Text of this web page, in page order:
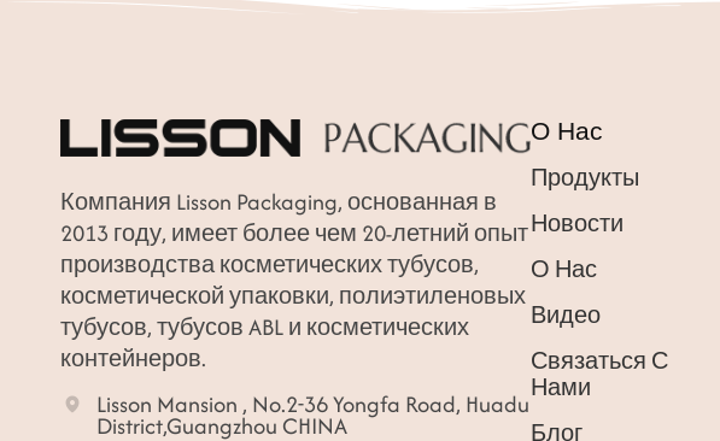
Компания Lisson Packaging, основанная в
2013 году, имеет более чем 20-летний опыт
производства косметических тубусов,
косметической упаковки, полиэтиленовых
тубусов, тубусов ABL и косметических
контейнеров.
Lisson Mansion , No.2-36 Yongfa Road, Huadu
District,Guangzhou CHINA
О Нас
Продукты
Новости
О Нас
Видео
Связаться С
Нами
Блог